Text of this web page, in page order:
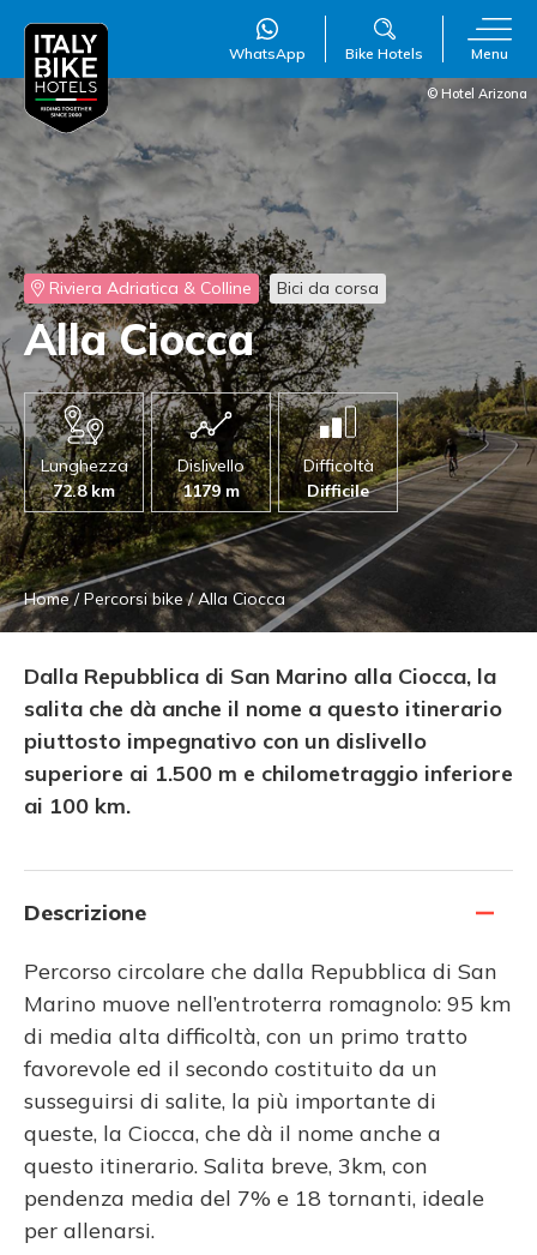
Menu
Bike Hotels
WhatsApp
Riviera Adriatica & Colline Bici da corsa
Alla Ciocca
Lunghezza
72.8 km
Dislivello
1179 m
Difficoltà
Difficile
© Hotel Arizona
Home/Percorsi bike/Alla Ciocca
Dalla Repubblica di San Marino alla Ciocca, la
salita che dà anche il nome a questo itinerario
piuttosto impegnativo con un dislivello
superiore ai 1.500 m e chilometraggio inferiore
ai 100 km.
Descrizione
Percorso circolare che dalla Repubblica di San
Marino muove nell’entroterra romagnolo: 95 km
di media alta difficoltà, con un primo tratto
favorevole ed il secondo costituito da un
susseguirsi di salite, la più importante di
queste, la Ciocca, che dà il nome anche a
questo itinerario. Salita breve, 3km, con
pendenza media del 7% e 18 tornanti, ideale
per allenarsi.
WillAI
●Online ×